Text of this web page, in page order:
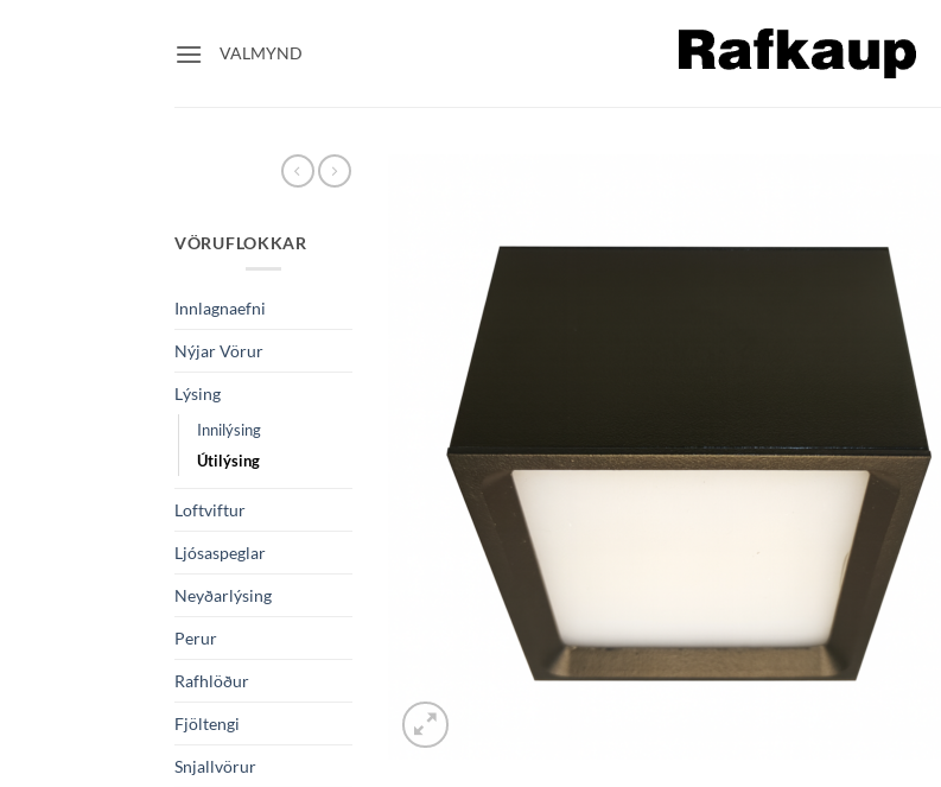
VALMYND
VÖRUFLOKKAR
Innlagnaefni
Nýjar Vörur
Lýsing
Innilýsing
Útilýsing
Loftviftur
Ljósaspeglar
Neyðarlýsing
Perur
Rafhlöður
Fjöltengi
Snjallvörur